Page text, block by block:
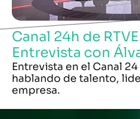
Canal 24h de
Entrevista con
Entrevista en el Canal 24
hablando de talento,
empresa.